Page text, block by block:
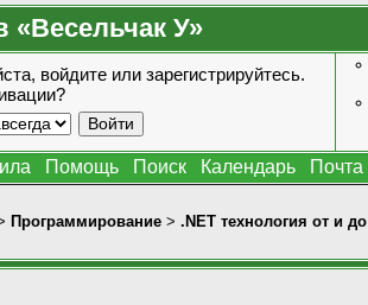
У»
войдите или зарегистрируйтесь.
Помощь Поиск Календарь Почта
Программирование > .NET технология от и до